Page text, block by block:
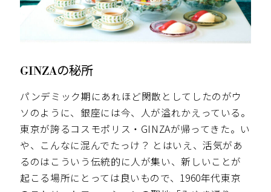
GINZAの秘所
パンデミック期にあれほど閑散としてしたのがウ
ソのように、銀座には今、人が溢れかえっている。
東京が誇るコスモポリス・GINZAが帰ってきた。い
や、こんなに混んでたっけ？ とはいえ、活気があ
るのはこういう伝統的に人が集い、新しいことが
起こる場所にとっては良いもので、1960年代東京